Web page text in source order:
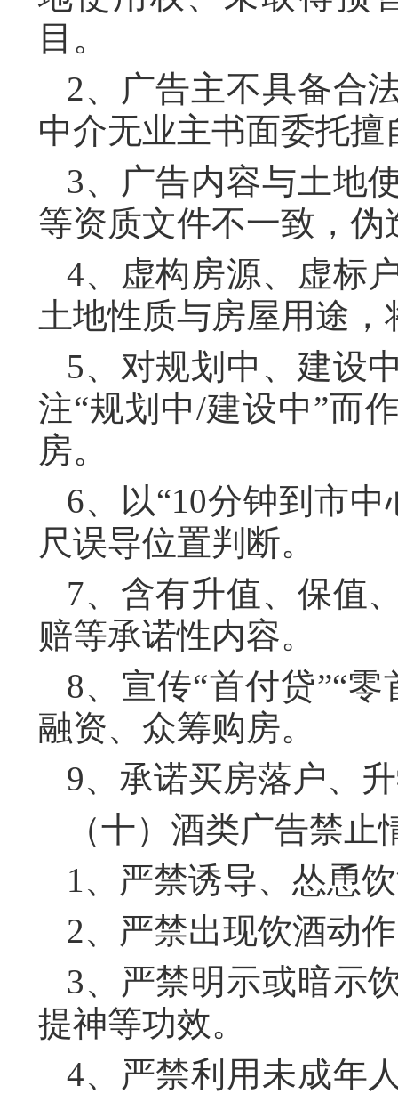
目。
2、广告主不具备合
中介无业主书面委托
3、广告内容与土地
等资质文件不一致，
4、虚构房源、虚标
土地性质与房屋用途
5、对规划中、建设
注“规划中/建设中”而
房。
6、以“10分钟到市
尺误导位置判断。
7、含有升值、保值
赔等承诺性内容。
8、宣传“首付贷”“
融资、众筹购房。
9、承诺买房落户、
（十）酒类广告禁止
1、严禁诱导、怂恿
2、严禁出现饮酒动
3、严禁明示或暗示
提神等功效。
4、严禁利用未成年